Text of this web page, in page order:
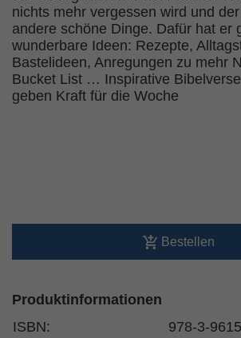
nichts mehr vergessen wird und
andere schöne Dinge. Dafür hat er
wunderbare Ideen: Rezepte,
Bastelideen, Anregungen zu mehr
Bucket List … Inspirative
geben Kraft für die Woche
Bestellen
Produktinformationen
ISBN:
978-3-